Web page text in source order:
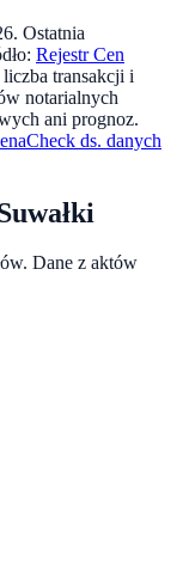
. Ostatnia
Rejestr Cen
liczba transakcji i
notarialnych
ani prognoz.
ds. danych
Dane z aktów